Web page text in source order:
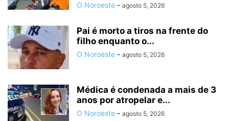
O Noroeste - agosto 5, 2026
Pai é morto a tiros na frente do
filho enquanto o...
O Noroeste - agosto 5, 2026
Médica é condenada a mais de 3
anos por atropelar e...
O Noroeste - agosto 5, 2026